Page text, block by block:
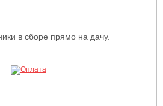
в сборе прямо на дачу.